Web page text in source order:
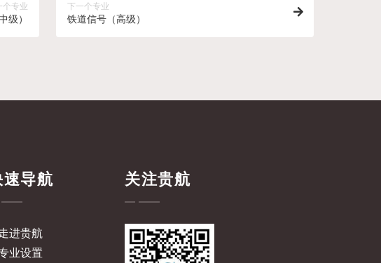
个专业
级）
下一个专业
铁道信号（高级）
速导航
进贵航
业设置
关注贵航